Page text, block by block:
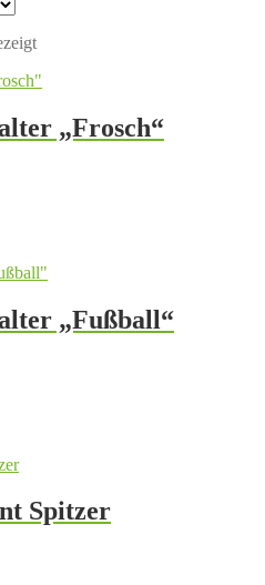
„Frosch“
„Fußball“
Spitzer